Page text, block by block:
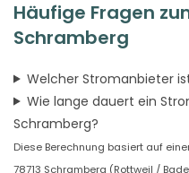
Häufige Fragen
Schramberg
Welcher Stromanbieter
Wie lange dauert ein
Schramberg?
Diese Berechnung basiert auf
78713 Schramberg (Rottweil /